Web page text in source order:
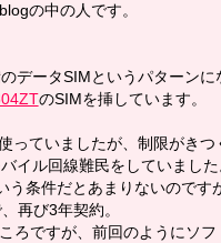
の中の人です。
データSIMというパターンに
のSIMを挿しています。
っていましたが、制限がきつ
イル回線難民をしていました
条件だとあまりないのです
再び3年契約。
ろですが、前回のようにソ